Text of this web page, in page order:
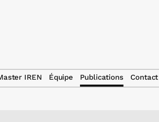
IREN Équipe Publications Contact